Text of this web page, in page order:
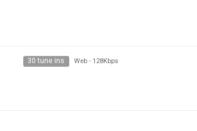
30 tune ins Web - 128Kbps